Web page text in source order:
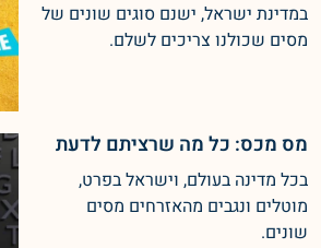
במדינת ישראל, ישנם סוגים שונים של
מסים שכולנו צריכים לשלם.
מס מכס: כל מה שרציתם לדעת
בכל מדינה בעולם, וישראל בפרט,
מוטלים ונגבים מהאזרחים מסים
שונים.